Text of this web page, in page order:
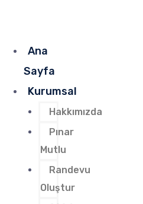
Ana
Sayfa
Kurumsal
Hakkımızda
Pınar
Mutlu
Randevu
Oluştur